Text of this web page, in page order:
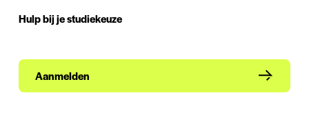
Hulp bij je studiekeuze
Aanmelden